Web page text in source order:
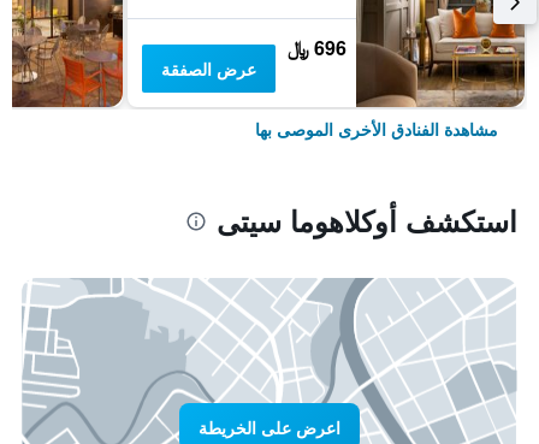
696 ﷼
عرض الصفقة
مشاهدة الفنادق الأخرى الموصى بها
استكشف أوكلاهوما سيتى
اعرض على الخريطة